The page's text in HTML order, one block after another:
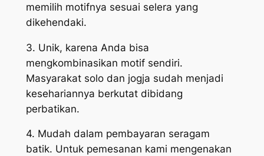
memilih motifnya sesuai selera yang
dikehendaki.
3. Unik, karena Anda bisa
mengkombinasikan motif sendiri.
Masyarakat solo dan jogja sudah menjadi
kesehariannya berkutat dibidang
perbatikan.
4. Mudah dalam pembayaran seragam
batik. Untuk pemesanan kami mengenakan